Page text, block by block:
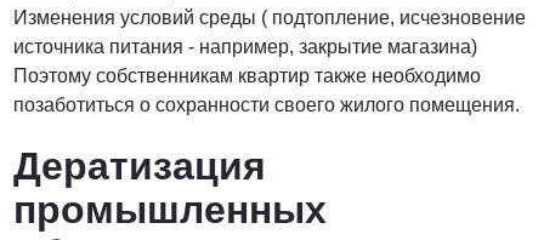
Изменения условий среды ( подтопление, исчезновение
источника питания - например, закрытие магазина)
Поэтому собственникам квартир также необходимо
позаботиться о сохранности своего жилого помещения.
Дератизация
промышленных